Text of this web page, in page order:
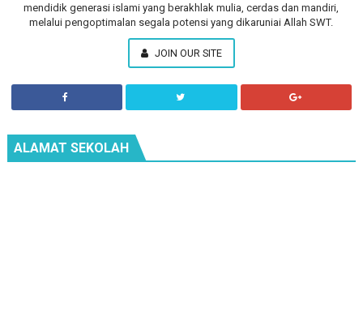
mendidik generasi islami yang berakhlak mulia, cerdas dan mandiri,
melalui pengoptimalan segala potensi yang dikaruniai Allah SWT.
JOIN OUR SITE
ALAMAT SEKOLAH